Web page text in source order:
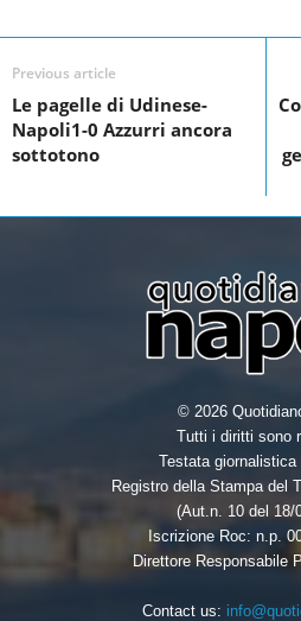
c
e
b
o
k
i
t
t
e
n
k
e
n
a
e
Previous article
Le pagelle di Udinese-
Napoli1-0 Azzurri ancora
sottotono
© 2026
Tutti i diritti sono
Testata giornalistica
Registro della Stampa del
(Aut.n. 10 del 18/
Iscrizione Roc: n.p.
Direttore Responsabile
Contact us: